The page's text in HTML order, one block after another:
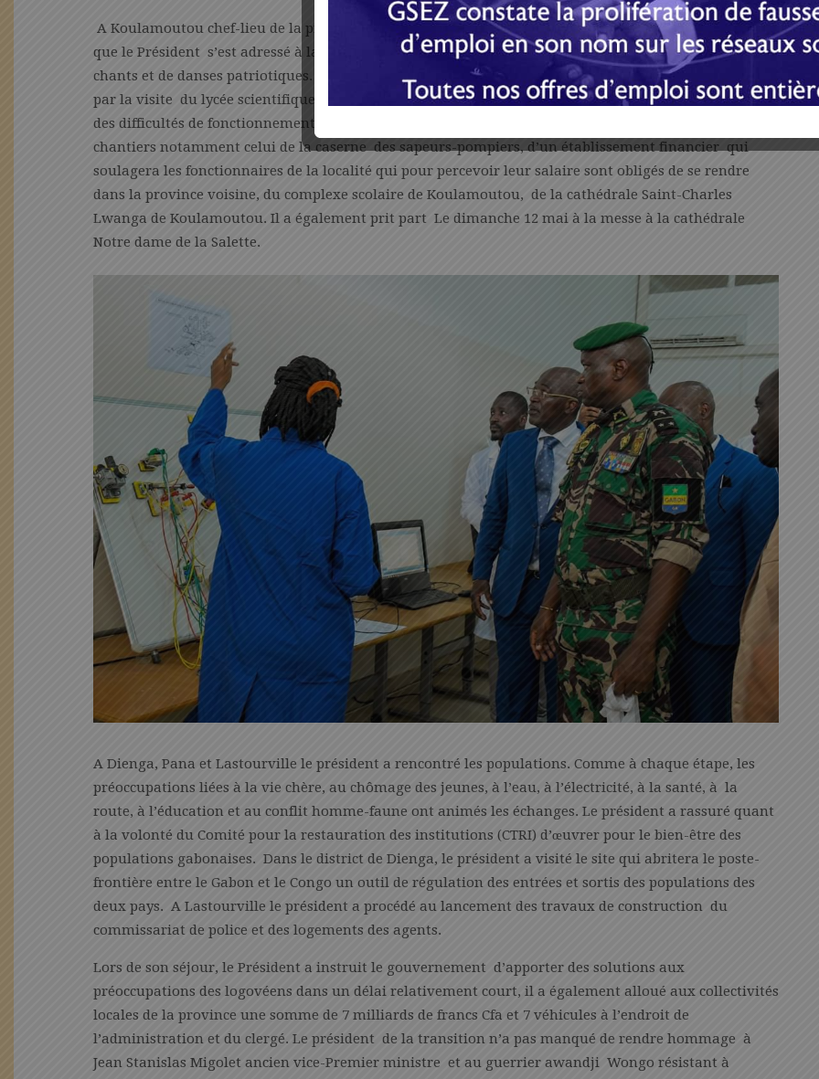
A Koulamoutou chef-lieu de la province de l’Ogooué-Lolo, c’est depuis la place de l’indépendance
que le Président s’est adressé à la foule venue nombreuse lui offrir un accueil chaleureux, autour de
chants et de danses patriotiques. Le séjour dans la Lolo-Bouenguidi s’est poursuivi le samedi 11 mai
par la visite du lycée scientifique et technologique Paul Kouya qui connaît depuis quelques années
des difficultés de fonctionnement. Le Président a également procédé au lancement de nombreux
chantiers notamment celui de la caserne des sapeurs-pompiers, d’un établissement financier qui
soulagera les fonctionnaires de la localité qui pour percevoir leur salaire sont obligés de se rendre
dans la province voisine, du complexe scolaire de Koulamoutou, de la cathédrale Saint-Charles
Lwanga de Koulamoutou. Il a également prit part Le dimanche 12 mai à la messe à la cathédrale
Notre dame de la Salette.
A Dienga, Pana et Lastourville le président a rencontré les populations. Comme à chaque étape, les
préoccupations liées à la vie chère, au chômage des jeunes, à l’eau, à l’électricité, à la santé, à la
route, à l’éducation et au conflit homme-faune ont animés les échanges. Le président a rassuré quant
à la volonté du Comité pour la restauration des institutions (CTRI) d’œuvrer pour le bien-être des
populations gabonaises. Dans le district de Dienga, le président a visité le site qui abritera le poste-
frontière entre le Gabon et le Congo un outil de régulation des entrées et sortis des populations des
deux pays. A Lastourville le président a procédé au lancement des travaux de construction du
commissariat de police et des logements des agents.
Lors de son séjour, le Président a instruit le gouvernement d’apporter des solutions aux
préoccupations des logovéens dans un délai relativement court, il a également alloué aux collectivités
locales de la province une somme de 7 milliards de francs Cfa et 7 véhicules à l’endroit de
l’administration et du clergé. Le président de la transition n’a pas manqué de rendre hommage à
Jean Stanislas Migolet ancien vice-Premier ministre et au guerrier awandji Wongo résistant à